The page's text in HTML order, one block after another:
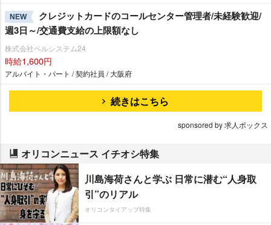
NEW
クレジットカードのコールセンター管理者/未経験歓迎/
週3日～/交通費支給の上限額なし
株式会社ベルシステム24
時給1,600円
アルバイト・パート / 契約社員 / 大阪府
続きはこちら
sponsored by 求人ボックス
オリコンニュース イチオシ特集
川島海荷さんと学ぶ 日常に潜む“人身取
引”のリアル
オリコンタイアップ特集